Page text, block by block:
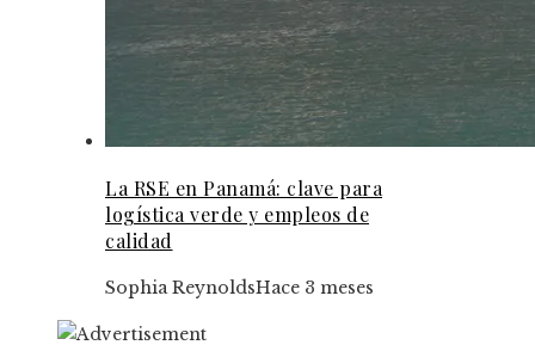
La RSE en Panamá: clave para
logística verde y empleos de
calidad
Sophia ReynoldsHace 3 meses